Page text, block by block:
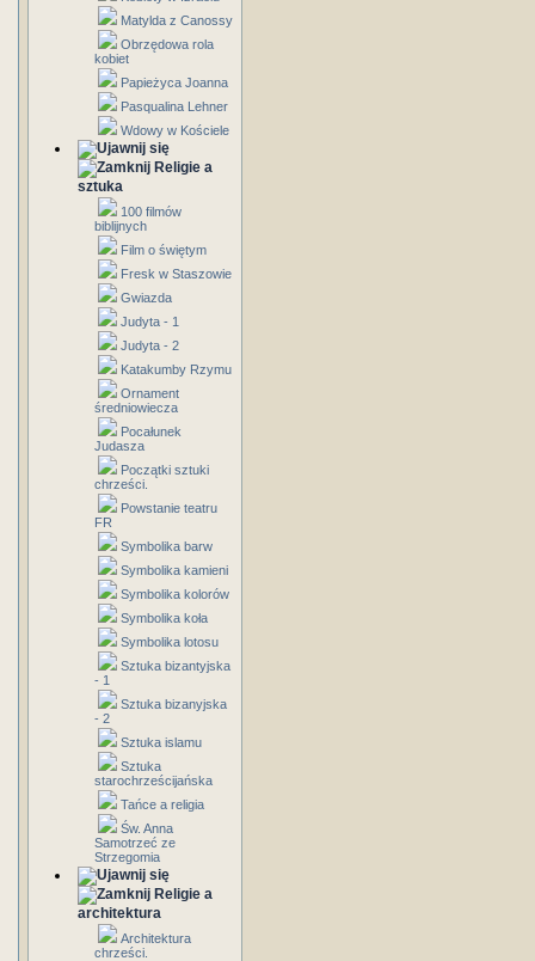
Matylda z Canossy
Obrzędowa rola
kobiet
Papieżyca Joanna
Pasqualina Lehner
Wdowy w Kościele
Religie a
sztuka
100 filmów
biblijnych
Film o świętym
Fresk w Staszowie
Gwiazda
Judyta - 1
Judyta - 2
Katakumby Rzymu
Ornament
średniowiecza
Pocałunek
Judasza
Początki sztuki
chrześci.
Powstanie teatru
FR
Symbolika barw
Symbolika kamieni
Symbolika kolorów
Symbolika koła
Symbolika lotosu
Sztuka bizantyjska
- 1
Sztuka bizanyjska
- 2
Sztuka islamu
Sztuka
starochrześcijańska
Tańce a religia
Św. Anna
Samotrzeć ze
Strzegomia
Religie a
architektura
Architektura
chrześci.